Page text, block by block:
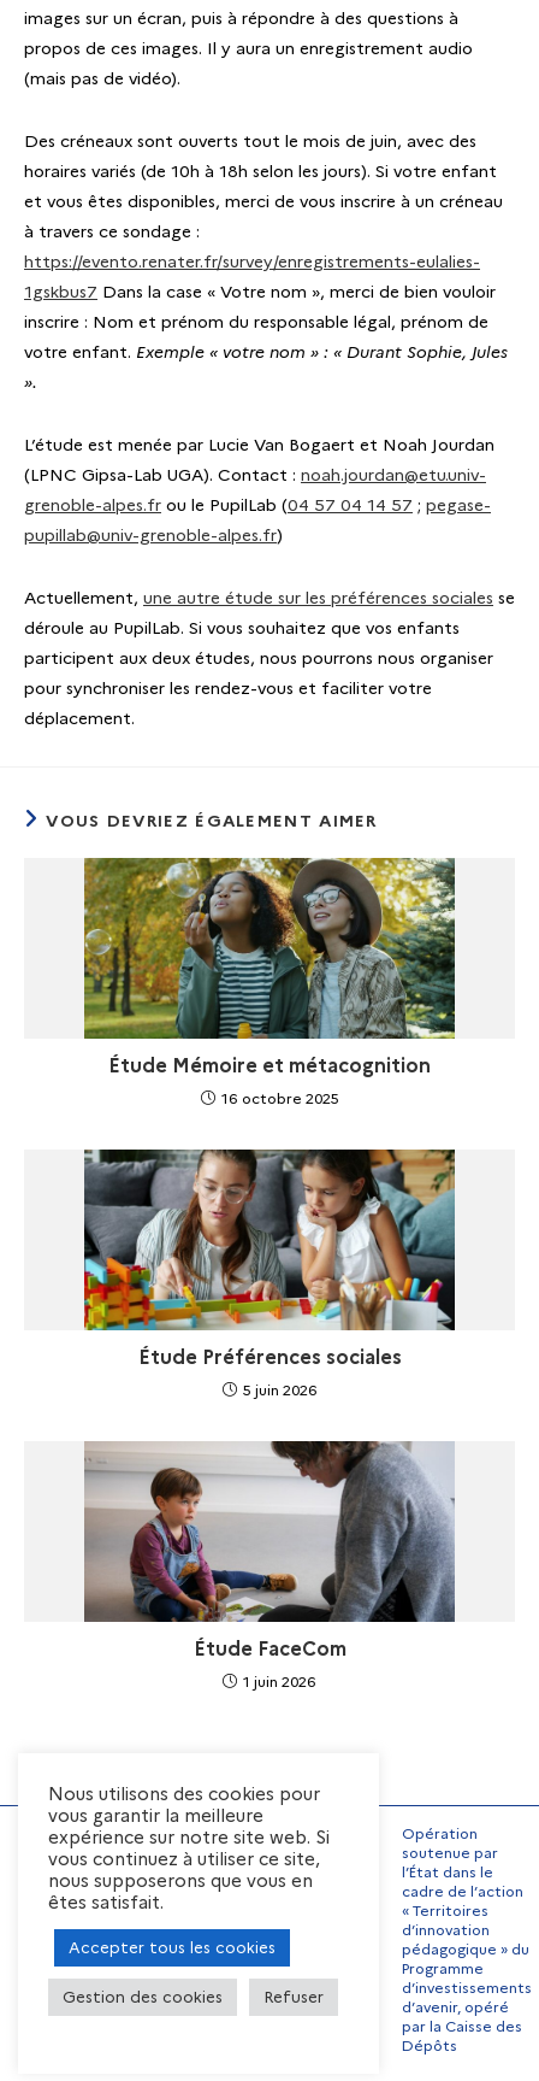
images sur un écran, puis à répondre à des questions à
propos de ces images. Il y aura un enregistrement audio
(mais pas de vidéo).
Des créneaux sont ouverts tout le mois de juin, avec des
horaires variés (de 10h à 18h selon les jours). Si votre enfant
et vous êtes disponibles, merci de vous inscrire à un créneau
à travers ce sondage :
https://evento.renater.fr/survey/enregistrements-eulalies-
1gskbus7 Dans la case « Votre nom », merci de bien vouloir
inscrire : Nom et prénom du responsable légal, prénom de
votre enfant. Exemple « votre nom » : « Durant Sophie, Jules
».
L’étude est menée par Lucie Van Bogaert et Noah Jourdan
(LPNC Gipsa-Lab UGA). Contact : noah.jourdan@etu.univ-
grenoble-alpes.fr ou le PupilLab (04 57 04 14 57 ; pegase-
pupillab@univ-grenoble-alpes.fr)
Actuellement, une autre étude sur les préférences sociales se
déroule au PupilLab. Si vous souhaitez que vos enfants
participent aux deux études, nous pourrons nous organiser
pour synchroniser les rendez-vous et faciliter votre
déplacement.
VOUS DEVRIEZ ÉGALEMENT AIMER
Étude Mémoire et métacognition
16 octobre 2025
Étude Préférences sociales
5 juin 2026
Étude FaceCom
1 juin 2026
Mentions Légales
d’utilisation
Préférences de cookies
Contact
Offres d’emplois
Opération
soutenue par
l’État dans le
cadre de l’action
« Territoires
d’innovation
pédagogique » du
Programme
d’investissements
d’avenir, opéré
par la Caisse des
Dépôts
Nous utilisons des cookies pour
vous garantir la meilleure
expérience sur notre site web. Si
vous continuez à utiliser ce site,
nous supposerons que vous en
êtes satisfait.
Accepter tous les cookies
Gestion des cookies Refuser